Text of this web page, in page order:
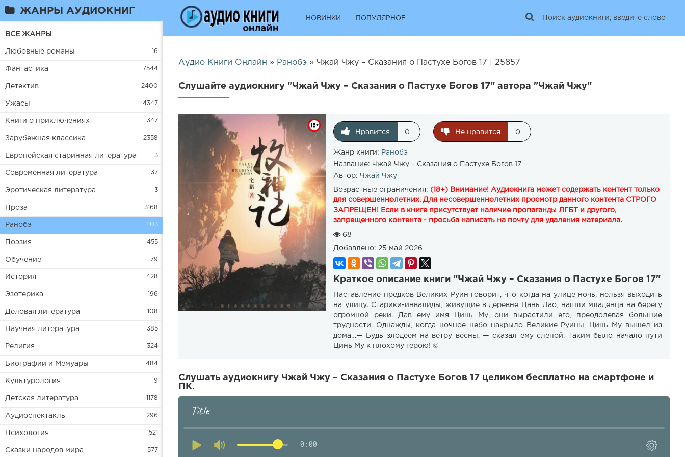
ЖАНРЫ АУДИОКНИГ
ВСЕ ЖАНРЫ
Любовные романы 16
Фантастика 7544
Детектив 2400
Ужасы 4347
Книги о приключениях 347
Зарубежная классика 2358
Европейская старинная литература 3
Современная литература 37
Эротическая литература 3
Проза 3168
Ранобэ 1103
Поэзия 455
Обучение 79
История 428
Эзотерика 196
Деловая литература 108
Научная литература 385
Религия 324
Биографии и Мемуары 484
Культурология 9
Детская литература 1178
Аудиоспектакль 296
Психология 521
Сказки народов мира 577
НОВИНКИ ПОПУЛЯРНОЕ
Аудио Книги Онлайн » Ранобэ » Чжай Чжу – Сказания о Пастухе Богов 17 | 25857
Слушайте аудиокнигу "Чжай Чжу – Сказания о Пастухе Богов 17" автора "Чжай Чжу"
Нравится 0 Не нравится 0
Жанр книги: Ранобэ
Название: Чжай Чжу – Сказания о Пастухе Богов 17
Автор: Чжай Чжу
Возрастные ограничения: (18+) Внимание! Аудиокнига может содержать контент только
для совершеннолетних. Для несовершеннолетних просмотр данного контента СТРОГО
ЗАПРЕЩЕН! Если в книге присутствует наличие пропаганды ЛГБТ и другого,
запрещенного контента - просьба написать на почту для удаления материала.
68
Добавлено: 25 май 2026
Краткое описание книги "Чжай Чжу – Сказания о Пастухе Богов 17"
Наставление предков Великих Руин говорит, что когда на улице ночь, нельзя выходить
на улицу. Старики-инвалиды, живущие в деревне Цань Лао, нашли младенца на берегу
огромной реки. Дав ему имя Цинь Му, они вырастили его, преодолевая большие
трудности. Однажды, когда ночное небо накрыло Великие Руины, Цинь Му вышел из
дома…— Будь злодеем на ветру весны, — сказал ему слепой. Таким было начало пути
Цинь Му к плохому герою! ©
Слушать аудиокнигу Чжай Чжу – Сказания о Пастухе Богов 17 целиком бесплатно на смартфоне и
ПК.
Title
0:00